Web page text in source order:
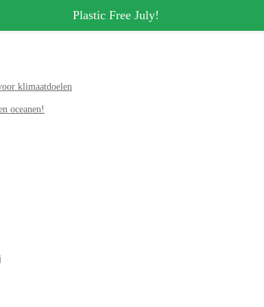
klimaatdoelen
oceanen!
Plastic Free July!